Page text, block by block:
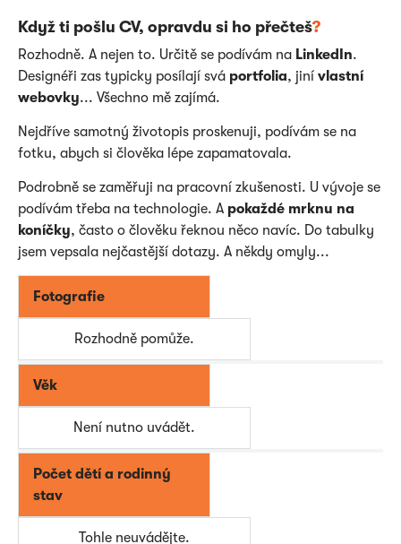
Když ti pošlu CV, opravdu si ho přečteš?
Rozhodně. A nejen to. Určitě se podívám na LinkedIn.
Designéři zas typicky posílají svá portfolia, jiní vlastní
webovky... Všechno mě zajímá.
Nejdříve samotný životopis proskenuji, podívám se na
fotku, abych si člověka lépe zapamatovala.
Podrobně se zaměřuji na pracovní zkušenosti. U vývoje se
podívám třeba na technologie. A pokaždé mrknu na
koníčky, často o člověku řeknou něco navíc. Do tabulky
jsem vepsala nejčastější dotazy. A někdy omyly...
Fotografie
Rozhodně pomůže.
Věk
Není nutno uvádět.
Počet dětí a rodinný
stav
Tohle neuvádějte.